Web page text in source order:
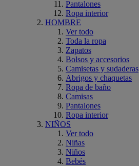
Pantalones
Ropa interior
HOMBRE
Ver todo
Toda la ropa
Zapatos
Bolsos y accesorios
Camisetas y sudaderas
Abrigos y chaquetas
Ropa de baño
Camisas
Pantalones
Ropa interior
NIÑOS
Ver todo
Niñas
Niños
Bebés